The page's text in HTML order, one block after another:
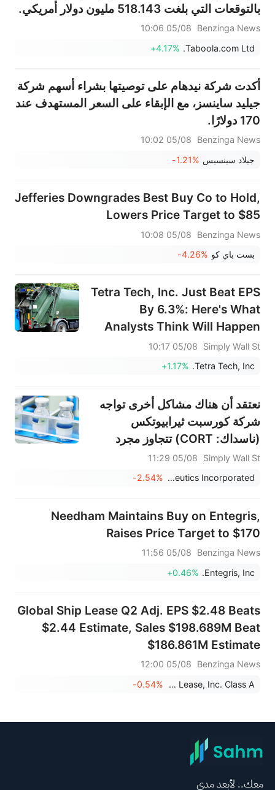
بالتوقعات التي بلغت 518.143 مليون دولار أمريكي.
Benzinga News
05/08 10:06
Taboola.com Ltd.
+4.17%
أكدت شركة نيدهام على توصيتها بشراء أسهم شركة
جيليد ساينسز، مع الإبقاء على السعر المستهدف عند
170 دولارًا.
Benzinga News
05/08 10:02
جيلاد سينسيس -1.21%
Jefferies Downgrades Best Buy Co to Hold,
Lowers Price Target to $85
Benzinga News
05/08 10:08
بست باي كو -4.26%
Tetra Tech, Inc. Just Beat EPS
By 6.3%: Here's What
Analysts Think Will Happen
Next
Simply Wall St
05/08 10:17
Tetra Tech, Inc.
+1.17%
نعتقد أن هناك مشاكل أخرى تواجه
شركة كورسبت ثيرابيوتكس
(ناسداك: CORT) تتجاوز مجرد
ضعف الأرباح.
Simply Wall St
05/08 11:29
Corcept Therapeutics Incorporated.
-2.54%
Needham Maintains Buy on Entegris,
Raises Price Target to $170
Benzinga News
05/08 11:56
Entegris, Inc.
+0.46%
Global Ship Lease Q2 Adj. EPS $2.48 Beats
$2.44 Estimate, Sales $198.689M Beat
$186.861M Estimate
Benzinga News
05/08 12:00
Global Ship Lease, Inc. Class A
-0.54%
معك.. لأبعد مدى